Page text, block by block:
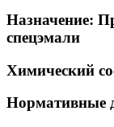
Назначение:
спецэмали
Химический
Нормативные